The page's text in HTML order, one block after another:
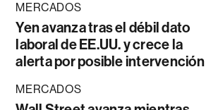
MERCADOS
Yen avanza tras el débil dato
laboral de EE.UU. y crece la
alerta por posible intervención
MERCADOS